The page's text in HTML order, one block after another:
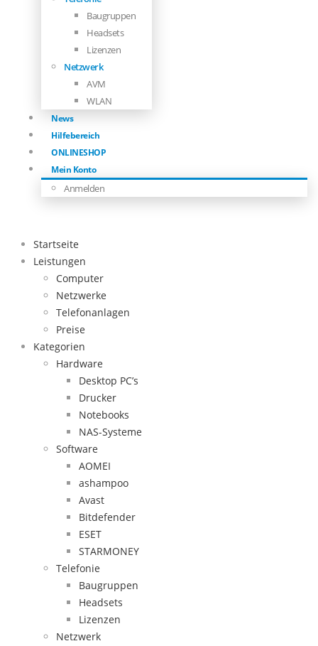
Baugruppen
Headsets
Lizenzen
Netzwerk
AVM
WLAN
News
Hilfebereich
ONLINESHOP
Mein Konto
Anmelden
Startseite
Leistungen
Computer
Netzwerke
Telefonanlagen
Preise
Kategorien
Hardware
Desktop PC’s
Drucker
Notebooks
NAS-Systeme
Software
AOMEI
ashampoo
Avast
Bitdefender
ESET
STARMONEY
Telefonie
Baugruppen
Headsets
Lizenzen
Netzwerk